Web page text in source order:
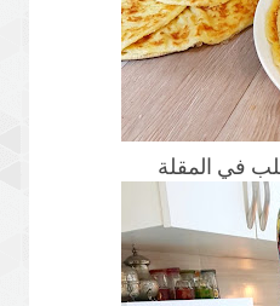
في المقلة